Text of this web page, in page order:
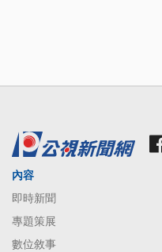
內容
即時新聞
專題策展
數位敘事